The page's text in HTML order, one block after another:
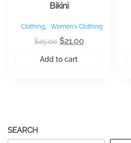
Bikini
Clothing, Women's Clothing
$25.00 Original
$21.00Current
Add to cart
SEARCH